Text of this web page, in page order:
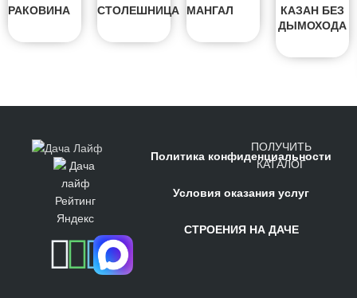
РАКОВИНА СТОЛЕШНИЦА МАНГАЛ
КАЗАН БЕЗ
ДЫМОХОДА
Политика конфиденциальности
Условия оказания услуг
СТРОЕНИЯ НА ДАЧЕ
ПОЛУЧИТЬ
КАТАЛОГ